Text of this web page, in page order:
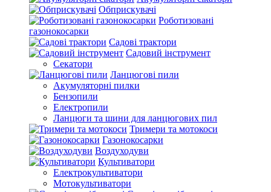
Обприскувачі
Роботизовані
газонокосарки
Садові трактори
Садовий інструмент
Секатори
Ланцюгові пили
Акумуляторні пилки
Бензопили
Електропили
Ланцюги та шини для ланцюгових пил
Тримери та мотокоси
Газонокосарки
Воздуходуви
Культиватори
Електрокультиватори
Мотокультиватори